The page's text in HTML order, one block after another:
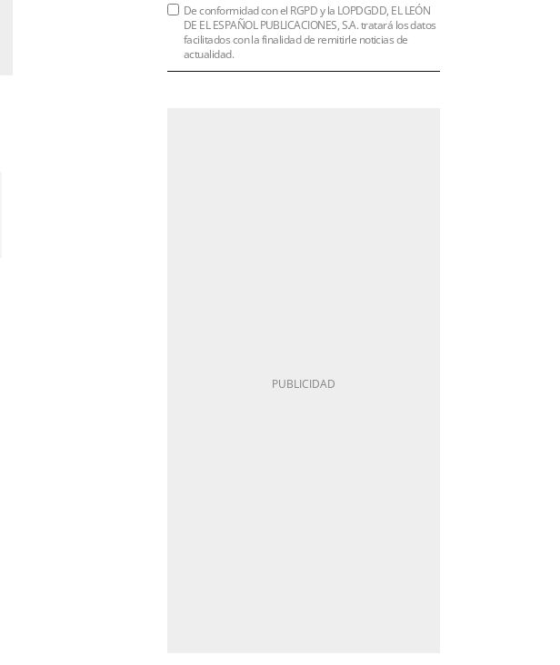
De conformidad con el RGPD y la LOPDGDD, EL LEÓN
DE EL ESPAÑOL PUBLICACIONES, S.A. tratará los datos
facilitados con la finalidad de remitirle noticias de
actualidad.